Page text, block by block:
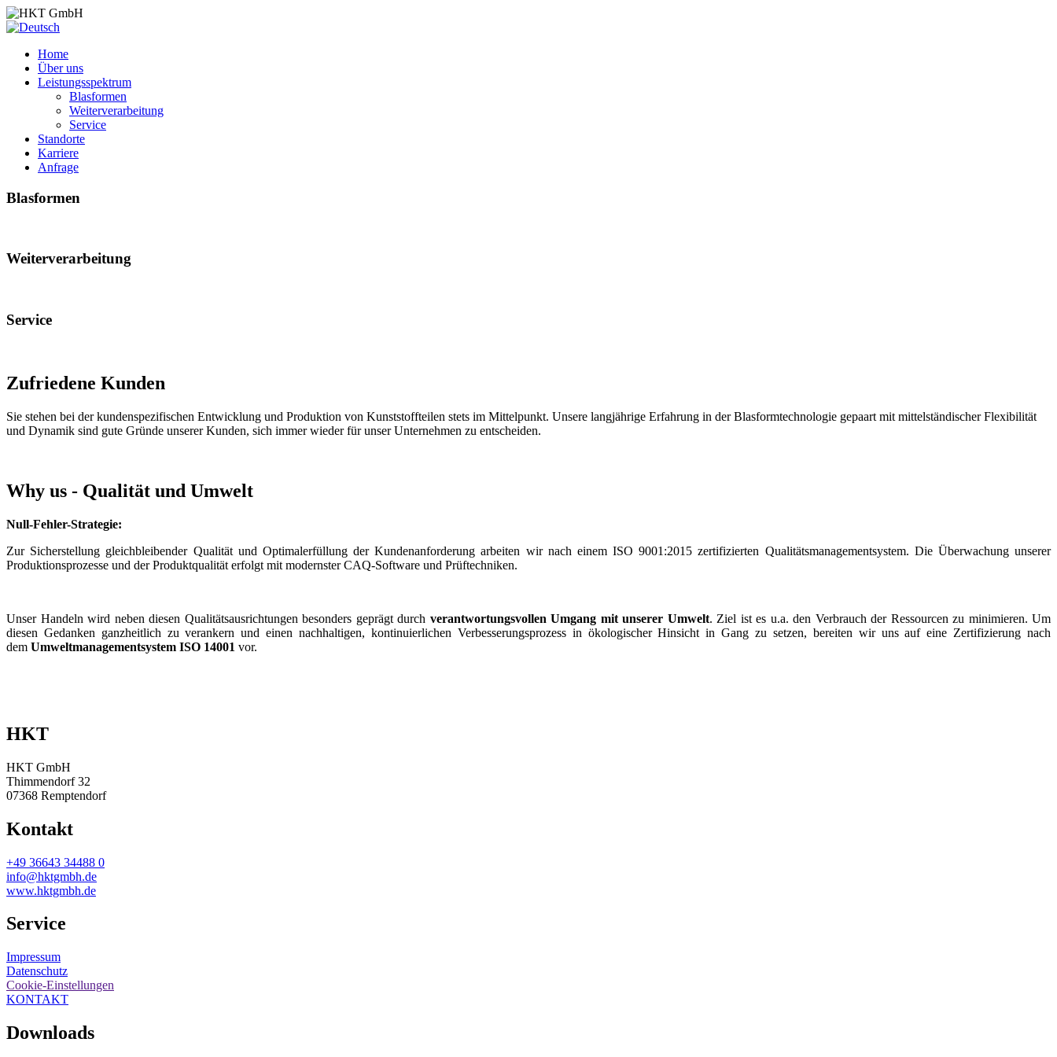
Home
Über uns
Leistungsspektrum
Blasformen
Weiterverarbeitung
Service
Standorte
Karriere
Anfrage
Blasformen
Weiterverarbeitung
Service
Zufriedene Kunden
Sie stehen bei der kundenspezifischen Entwicklung und Produktion von Kunststoffteilen stets im Mittelpunkt. Unsere langjährige Erfahrung in der Blasformtechnologie gepaart mit mittelständischer Flexibilität
und Dynamik sind gute Gründe unserer Kunden, sich immer wieder für unser Unternehmen zu entscheiden.
Why us - Qualität und Umwelt
Null-Fehler-Strategie:
Zur Sicherstellung gleichbleibender Qualität und Optimalerfüllung der Kundenanforderung arbeiten wir nach einem ISO 9001:2015 zertifizierten Qualitätsmanagementsystem. Die Überwachung unserer
Produktionsprozesse und der Produktqualität erfolgt mit modernster CAQ-Software und Prüftechniken.
Unser Handeln wird neben diesen Qualitätsausrichtungen besonders geprägt durch verantwortungsvollen Umgang mit unserer Umwelt. Ziel ist es u.a. den Verbrauch der Ressourcen zu minimieren. Um
diesen Gedanken ganzheitlich zu verankern und einen nachhaltigen, kontinuierlichen Verbesserungsprozess in ökologischer Hinsicht in Gang zu setzen, bereiten wir uns auf eine Zertifizierung nach
dem Umweltmanagementsystem ISO 14001 vor.
HKT
HKT GmbH
Thimmendorf 32
07368 Remptendorf
Kontakt
+49 36643 34488 0
info@hktgmbh.de
www.hktgmbh.de
Service
Impressum
Datenschutz
Cookie-Einstellungen
KONTAKT
Downloads